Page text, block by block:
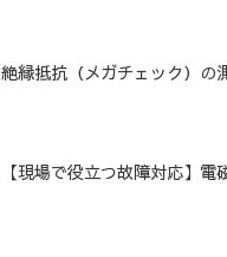
絶縁抵抗（メガチェック）の
【現場で役立つ故障対応】